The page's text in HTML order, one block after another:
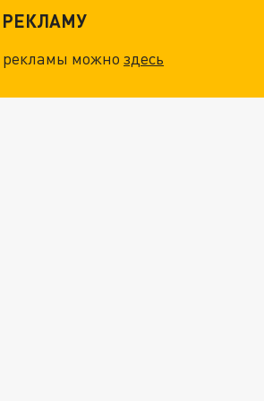
рекламы можноздесь